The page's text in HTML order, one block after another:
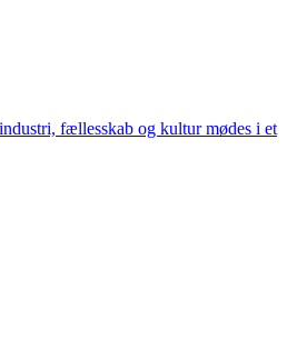
fællesskab og kultur mødes i et